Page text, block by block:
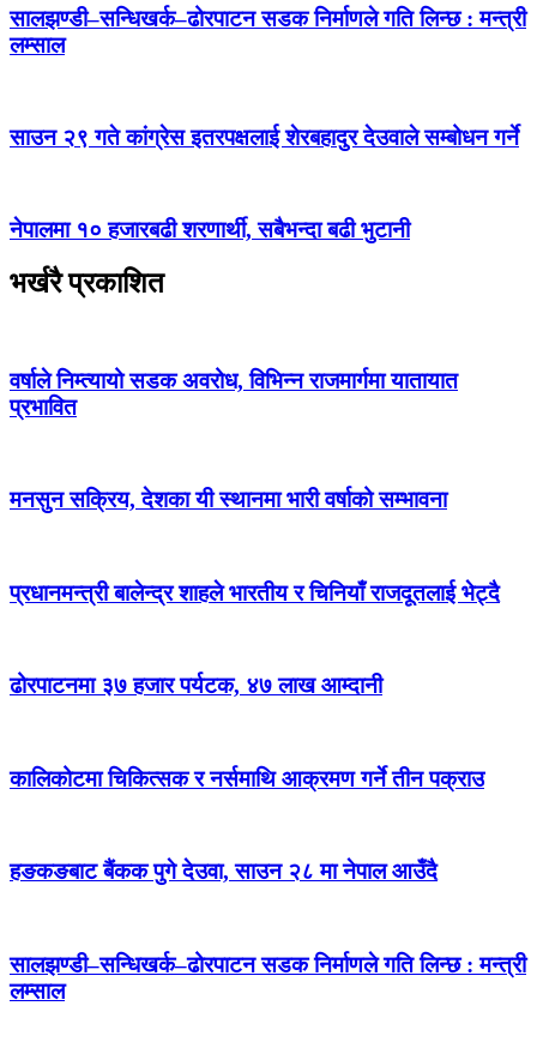
सालझण्डी–सन्धिखर्क–ढोरपाटन सडक निर्माणले गति लिन्छ : मन्त्री
लम्साल
साउन २९ गते कांग्रेस इतरपक्षलाई शेरबहादुर देउवाले सम्बोधन गर्ने
नेपालमा १० हजारबढी शरणार्थी, सबैभन्दा बढी भुटानी
भर्खरै प्रकाशित
वर्षाले निम्त्यायो सडक अवरोध, विभिन्न राजमार्गमा यातायात
प्रभावित
मनसुन सक्रिय, देशका यी स्थानमा भारी वर्षाको सम्भावना
प्रधानमन्त्री बालेन्द्र शाहले भारतीय र चिनियाँ राजदूतलाई भेट्दै
ढोरपाटनमा ३७ हजार पर्यटक, ४७ लाख आम्दानी
कालिकोटमा चिकित्सक र नर्समाथि आक्रमण गर्ने तीन पक्राउ
हङकङबाट बैंकक पुगे देउवा, साउन २८ मा नेपाल आउँदै
सालझण्डी–सन्धिखर्क–ढोरपाटन सडक निर्माणले गति लिन्छ : मन्त्री
लम्साल